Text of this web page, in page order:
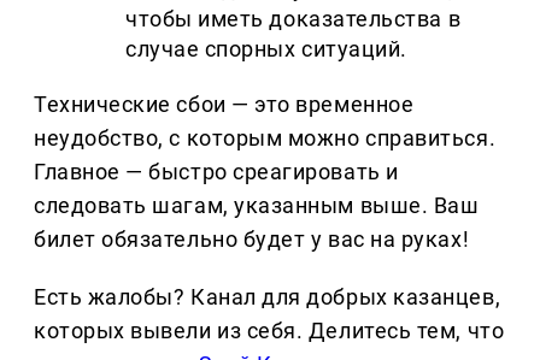
чтобы иметь доказательства в
случае спорных ситуаций.
Технические сбои — это временное
неудобство, с которым можно справиться.
Главное — быстро среагировать и
следовать шагам, указанным выше. Ваш
билет обязательно будет у вас на руках!
Есть жалобы? Канал для добрых казанцев,
которых вывели из себя. Делитеcь тем, что